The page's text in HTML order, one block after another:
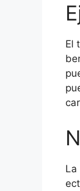
El
La